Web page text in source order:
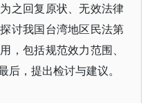
之回复原状、无效法律
讨我国台湾地区民法第
，包括规范效力范围、
，提出检讨与建议。